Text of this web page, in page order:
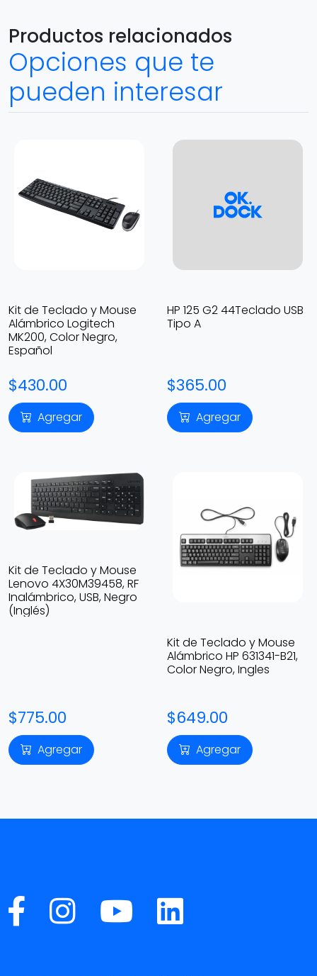
Productos relacionados
Opciones que te
pueden interesar
Kit de Teclado y Mouse
Alámbrico Logitech
MK200, Color Negro,
Español
$430.00
Agregar
HP 125 G2 44Teclado USB
Tipo A
$365.00
Agregar
Kit de Teclado y Mouse
Lenovo 4X30M39458, RF
Inalámbrico, USB, Negro
(Inglés)
$775.00
Agregar
Kit de Teclado y Mouse
Alámbrico HP 631341-B21,
Color Negro, Ingles
$649.00
Agregar